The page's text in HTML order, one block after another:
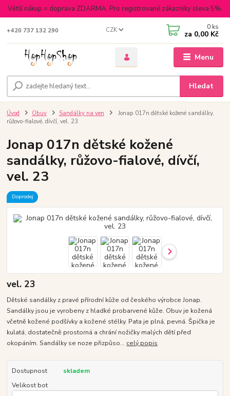
Větší nákup = doprava ZDARMA. Pro registrované zákazníky sleva 5%.
Menu
CZK
Hledat
+420 737 132 290 0 ks
za 0,00 Kč
Úvod Obuv Sandálky na ven
Jonap 017n dětské kožené sandálky,
růžovo-fialové, dívčí, vel. 23
Jonap 017n dětské kožené
sandálky, růžovo-fialové, dívčí,
vel. 23
Doprodej
vel. 23
Dětské sandálky z pravé přírodní kůže od českého výrobce Jonap.
Sandálky jsou je vyrobeny z hladké probarvené kůže. Obuv je kožená
včetně kožené podšívky a kožené stélky. Pata je plná, pevná. Špička je
kulatá, dostatečně prostorná a chrání nožičky malých dětí před
okopáním. Sandálky se noze přizpůso... celý popis
Dostupnost
skladem
Velikost bot